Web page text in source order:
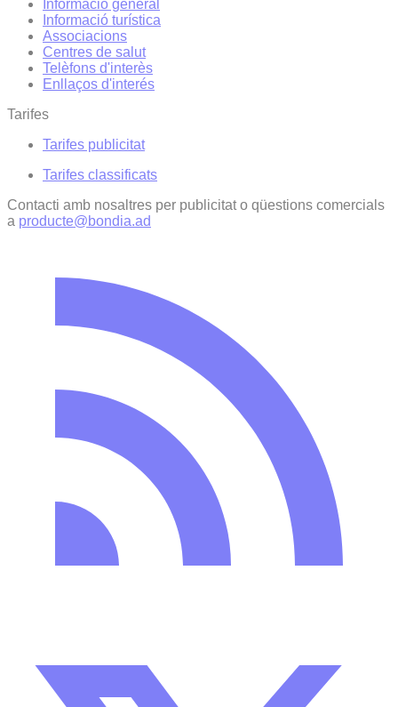
Informació general
Informació turística
Associacions
Centres de salut
Telèfons d'interès
Enllaços d'interés
Tarifes
Tarifes publicitat
Tarifes classificats
Contacti amb nosaltres per publicitat o qüestions comercials
a producte@bondia.ad